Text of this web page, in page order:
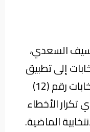
سيف السعدي،
إلى تطبيق
المادة (16/ ثالثاً) من قانون الانتخابات رقم (12)
تكرار الأخطاء
الماضية.